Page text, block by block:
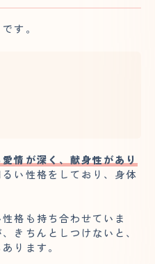
す。
情が深く、献身性があり
い性格をしており、身体
格も持ち合わせていま
きちんとしつけないと、
ります。